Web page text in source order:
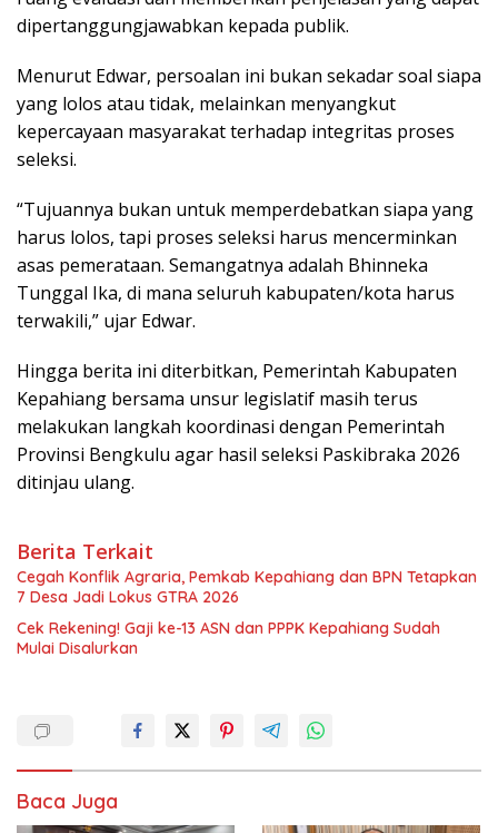
dipertanggungjawabkan kepada publik.
Menurut Edwar, persoalan ini bukan sekadar soal siapa
yang lolos atau tidak, melainkan menyangkut
kepercayaan masyarakat terhadap integritas proses
seleksi.
“Tujuannya bukan untuk memperdebatkan siapa yang
harus lolos, tapi proses seleksi harus mencerminkan
asas pemerataan. Semangatnya adalah Bhinneka
Tunggal Ika, di mana seluruh kabupaten/kota harus
terwakili,” ujar Edwar.
Hingga berita ini diterbitkan, Pemerintah Kabupaten
Kepahiang bersama unsur legislatif masih terus
melakukan langkah koordinasi dengan Pemerintah
Provinsi Bengkulu agar hasil seleksi Paskibraka 2026
ditinjau ulang.
Berita Terkait
Cegah Konflik Agraria, Pemkab Kepahiang dan BPN Tetapkan
7 Desa Jadi Lokus GTRA 2026
Cek Rekening! Gaji ke-13 ASN dan PPPK Kepahiang Sudah
Mulai Disalurkan
Baca Juga